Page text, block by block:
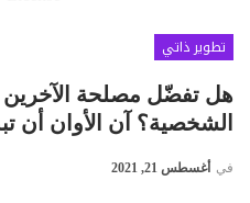
تطوير ذاتي
هل تفضّل مصلحة
الشخصية؟ آن الأوان أن
في أغسطس 21, 2021